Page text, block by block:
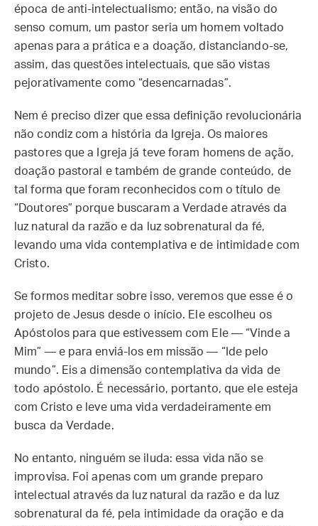
época de anti-intelectualismo; então, na visão do
senso comum, um pastor seria um homem voltado
apenas para a prática e a doação, distanciando-se,
assim, das questões intelectuais, que são vistas
pejorativamente como “desencarnadas”.
Nem é preciso dizer que essa definição revolucionária
não condiz com a história da Igreja. Os maiores
pastores que a Igreja já teve foram homens de ação,
doação pastoral e também de grande conteúdo, de
tal forma que foram reconhecidos com o título de
“Doutores” porque buscaram a Verdade através da
luz natural da razão e da luz sobrenatural da fé,
levando uma vida contemplativa e de intimidade com
Cristo.
Se formos meditar sobre isso, veremos que esse é o
projeto de Jesus desde o início. Ele escolheu os
Apóstolos para que estivessem com Ele — “Vinde a
Mim” — e para enviá-los em missão — “Ide pelo
mundo”. Eis a dimensão contemplativa da vida de
todo apóstolo. É necessário, portanto, que ele esteja
com Cristo e leve uma vida verdadeiramente em
busca da Verdade.
No entanto, ninguém se iluda: essa vida não se
improvisa. Foi apenas com um grande preparo
intelectual através da luz natural da razão e da luz
sobrenatural da fé, pela intimidade da oração e da